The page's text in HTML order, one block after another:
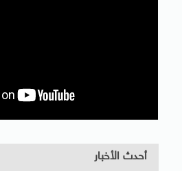
أحدث الأخبار